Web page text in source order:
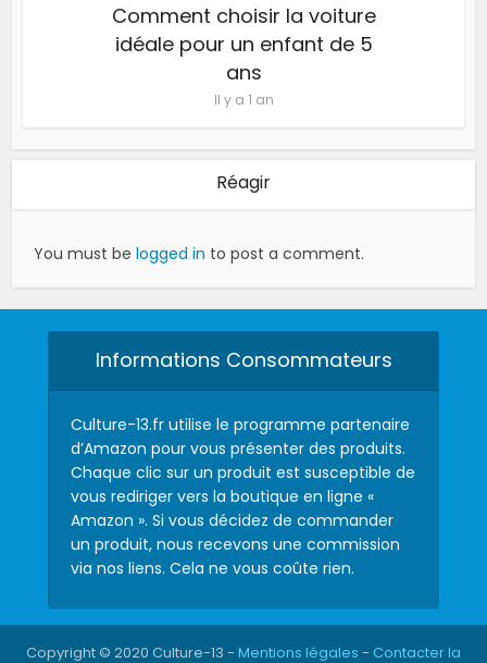
Comment choisir la voiture
idéale pour un enfant de 5
ans
Il y a 1 an
Réagir
You must belogged in to post a comment.
Informations Consommateurs
Culture-13.fr utilise le programme partenaire
d’Amazon pour vous présenter des produits.
Chaque clic sur un produit est susceptible de
vous rediriger vers la boutique en ligne «
Amazon ». Si vous décidez de commander
un produit, nous recevons une commission
via nos liens. Cela ne vous coûte rien.
Copyright © 2020 Culture-13 - Mentions légales - Contacter la